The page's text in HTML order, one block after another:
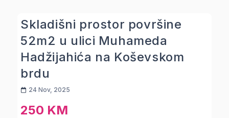
Skladišni prostor površine
52m2 u ulici Muhameda
Hadžijahića na Koševskom
brdu
24 Nov, 2025
250 KM